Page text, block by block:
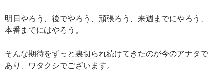
プ
明日やろう、後でやろう、頑張ろう、来週までにやろう、
本番までにはやろう。
そんな期待をずっと裏切られ続けてきたのが今のアナタで
あり、ワタクシでございます。